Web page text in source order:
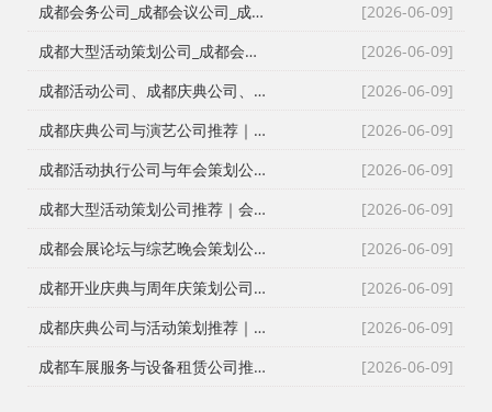
[2026-06-09]
成都会务公司_成都会议公司_成都庆典公司高难度同行单二手单全接｜成都红星活动策划用26年经验说话
[2026-06-09]
成都大型活动策划公司_成都会议策划公司_成都庆典策划公司哪家专业？成都红星活动策划26年团队实力深度解析
[2026-06-09]
成都活动公司、成都庆典公司、成都会务公司、成都会议策划公司，红星团队26年经验深度解读
[2026-06-09]
成都庆典公司与演艺公司推荐｜开张剪彩、舞龙舞狮、大型晚会全案执行
[2026-06-09]
成都活动执行公司与年会策划公司推荐｜全流程服务与安全保障
[2026-06-09]
成都大型活动策划公司推荐｜会议策划、庆典执行、年会演艺一站式服务
[2026-06-09]
成都会展论坛与综艺晚会策划公司推荐｜活动策划执行与资源整合专家
[2026-06-09]
成都开业庆典与周年庆策划公司推荐｜专业舞台搭建与高端现场布置
[2026-06-09]
成都庆典公司与活动策划推荐｜跨年晚会、元旦晚会、企业年会一站式执行
[2026-06-09]
成都车展服务与设备租赁公司推荐｜新车上市、试驾活动、巡展全案执行